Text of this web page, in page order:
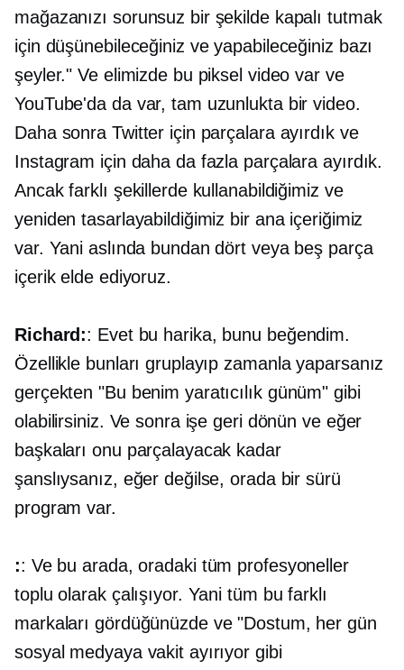
mağazanızı sorunsuz bir şekilde kapalı tutmak
için düşünebileceğiniz ve yapabileceğiniz bazı
şeyler." Ve elimizde bu piksel video var ve
YouTube'da da var, tam uzunlukta bir video.
Daha sonra Twitter için parçalara ayırdık ve
Instagram için daha da fazla parçalara ayırdık.
Ancak farklı şekillerde kullanabildiğimiz ve
yeniden tasarlayabildiğimiz bir ana içeriğimiz
var. Yani aslında bundan dört veya beş parça
içerik elde ediyoruz.
Richard:: Evet bu harika, bunu beğendim.
Özellikle bunları gruplayıp zamanla yaparsanız
gerçekten "Bu benim yaratıcılık günüm" gibi
olabilirsiniz. Ve sonra işe geri dönün ve eğer
başkaları onu parçalayacak kadar
şanslıysanız, eğer değilse, orada bir sürü
program var.
:: Ve bu arada, oradaki tüm profesyoneller
toplu olarak çalışıyor. Yani tüm bu farklı
markaları gördüğünüzde ve "Dostum, her gün
sosyal medyaya vakit ayırıyor gibi